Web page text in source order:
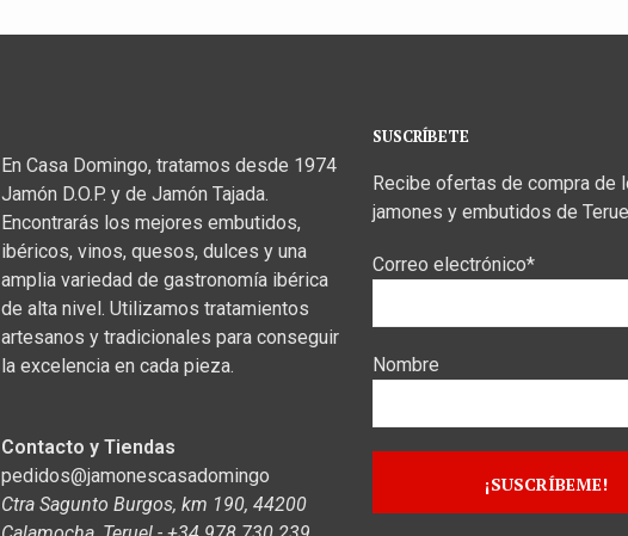
En Casa Domingo, tratamos desde 1974
Jamón D.O.P. y de Jamón Tajada.
Encontrarás los mejores embutidos,
ibéricos, vinos, quesos, dulces y una
amplia variedad de gastronomía ibérica
de alta nivel. Utilizamos tratamientos
artesanos y tradicionales para conseguir
la excelencia en cada pieza.
Contacto y Tiendas
pedidos@jamonescasadomingo
Ctra Sagunto Burgos, km 190, 44200
SUSCRÍBETE
Recibe ofertas de compra de
jamones y embutidos de
Correo electrónico*
Nombre